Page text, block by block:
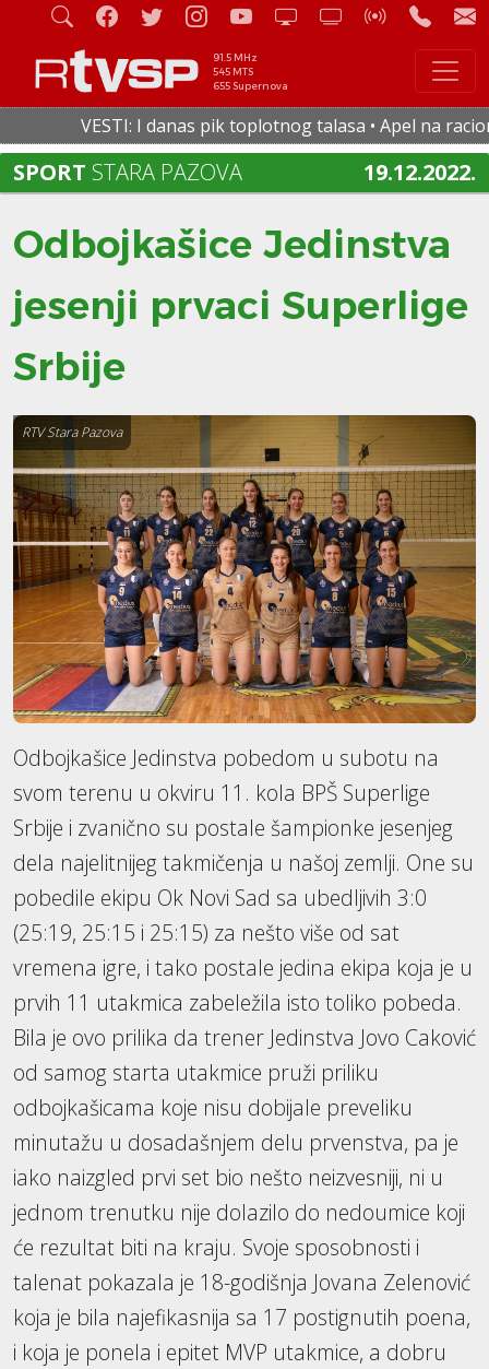
91.5 MHz
545 MTS
655 Supernova
VESTI: I danas pik toplotnog talasa • Apel na
SPORT STARA PAZOVA 19.12.2022.
Odbojkašice Jedinstva
jesenji prvaci Superlige
Srbije
RTV Stara Pazova
Odbojkašice Jedinstva pobedom u subotu na
svom terenu u okviru 11. kola BPŠ Superlige
Srbije i zvanično su postale šampionke jesenjeg
dela najelitnijeg takmičenja u našoj zemlji. One su
pobedile ekipu Ok Novi Sad sa ubedljivih 3:0
(25:19, 25:15 i 25:15) za nešto više od sat
vremena igre, i tako postale jedina ekipa koja je u
prvih 11 utakmica zabeležila isto toliko pobeda.
Bila je ovo prilika da trener Jedinstva Jovo Caković
od samog starta utakmice pruži priliku
odbojkašicama koje nisu dobijale preveliku
minutažu u dosadašnjem delu prvenstva, pa je
iako naizgled prvi set bio nešto neizvesniji, ni u
jednom trenutku nije dolazilo do nedoumice koji
će rezultat biti na kraju. Svoje sposobnosti i
talenat pokazala je 18-godišnja Jovana Zelenović
koja je bila najefikasnija sa 17 postignutih poena,
i koja je ponela i epitet MVP utakmice, a dobru